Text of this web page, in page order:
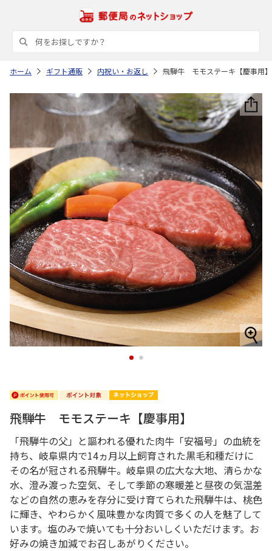
ホーム ギフト通販 内祝い・お返し 飛騨牛 モモステーキ【慶事用】
1 2
飛騨牛 モモステーキ【慶事用】
「飛騨牛の父」と謳われる優れた肉牛「安福号」の血統を
持ち、岐阜県内で14ヵ月以上飼育された黒毛和種だけに
その名が冠される飛騨牛。岐阜県の広大な大地、清らかな
水、澄み渡った空気、そして季節の寒暖差と昼夜の気温差
などの自然の恵みを存分に受け育てられた飛騨牛は、桃色
に輝き、やわらかく風味豊かな肉質で多くの人を魅了して
います。塩のみで焼いても十分おいしくいただけます。お
好みの焼き加減でお召しあがりください。